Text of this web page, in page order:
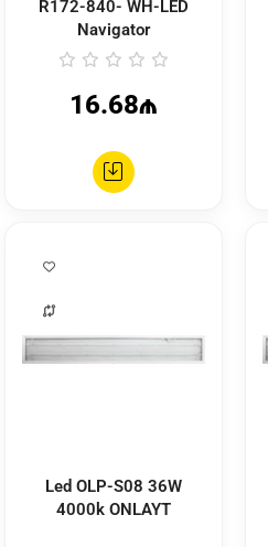
R172-840- WH-LED
Navigator
16.68₼
Led OLP-S08 36W
4000k ONLAYT